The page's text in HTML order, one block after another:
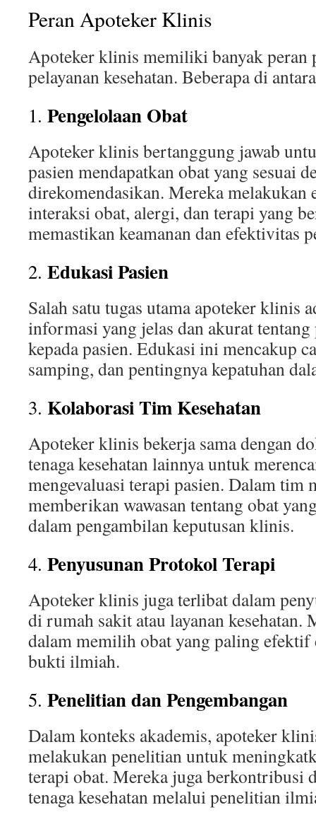
Peran Apoteker Klinis
Apoteker klinis memiliki banyak peran
pelayanan kesehatan. Beberapa di
1. Pengelolaan Obat
Apoteker klinis bertanggung jawab
pasien mendapatkan obat yang sesuai
direkomendasikan. Mereka melakukan
interaksi obat, alergi, dan terapi yang
memastikan keamanan dan efektivitas
2. Edukasi Pasien
Salah satu tugas utama apoteker klinis
informasi yang jelas dan akurat tentang
kepada pasien. Edukasi ini mencakup
samping, dan pentingnya kepatuhan
3. Kolaborasi Tim Kesehatan
Apoteker klinis bekerja sama dengan
tenaga kesehatan lainnya untuk
mengevaluasi terapi pasien. Dalam
memberikan wawasan tentang obat
dalam pengambilan keputusan klinis.
4. Penyusunan Protokol Terapi
Apoteker klinis juga terlibat dalam
di rumah sakit atau layanan
dalam memilih obat yang paling efektif
bukti ilmiah.
5. Penelitian dan Pengembangan
Dalam konteks akademis, apoteker
melakukan penelitian untuk
terapi obat. Mereka juga berkontribusi
tenaga kesehatan melalui penelitian